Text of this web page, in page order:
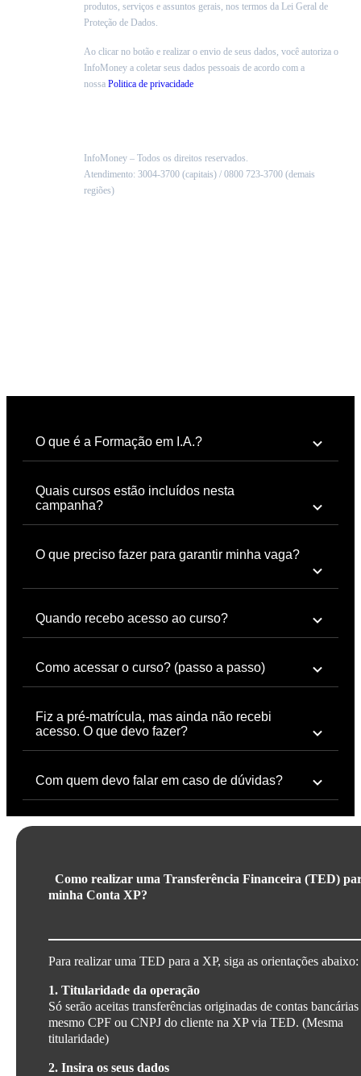
produtos, serviços e assuntos gerais, nos termos da Lei Geral de
Proteção de Dados.
Ao clicar no botão e realizar o envio de seus dados, você autoriza o
InfoMoney a coletar seus dados pessoais de acordo com a
nossa Politica de privacidade
InfoMoney – Todos os direitos reservados.
Atendimento: 3004-3700 (capitais) / 0800 723-3700 (demais
regiões)
O que é a Formação em I.A.?
Quais cursos estão incluídos nesta
campanha?
O que preciso fazer para garantir minha vaga?
Quando recebo acesso ao curso?
Como acessar o curso? (passo a passo)
Fiz a pré-matrícula, mas ainda não recebi
acesso. O que devo fazer?
Com quem devo falar em caso de dúvidas?
Como realizar uma Transferência Financeira (TED)
minha Conta XP?
Para realizar uma TED para a XP, siga as orientações abaixo:
1. Titularidade da operação
Só serão aceitas transferências originadas de contas
mesmo CPF ou CNPJ do cliente na XP via TED. (Mesma
titularidade)
2. Insira os seus dados